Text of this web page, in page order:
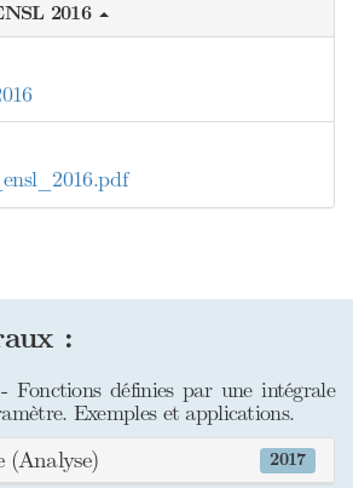
2016
:
Fonctions définies par une intégrale
Exemples et applications.
2017
(Analyse)